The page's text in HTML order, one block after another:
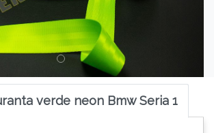
verde neon Bmw Seria 1